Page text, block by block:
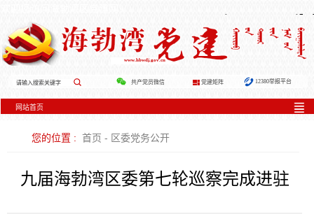
www.hbwdj.gov.cn
共产党员微信 党建矩阵 12380举报平台
网站首页
您的位置 : 首页 - 区委党务公开
九届海勃湾区委第七轮巡察完成进驻